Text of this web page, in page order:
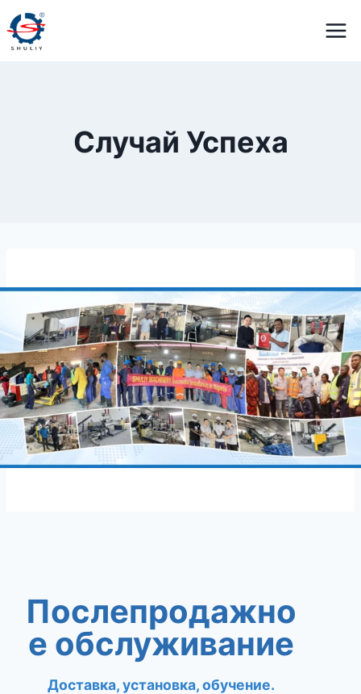
Перейти
к
содержимому
Случай Успеха
Послепродажно
е обслуживание
Доставка, установка, обучение.